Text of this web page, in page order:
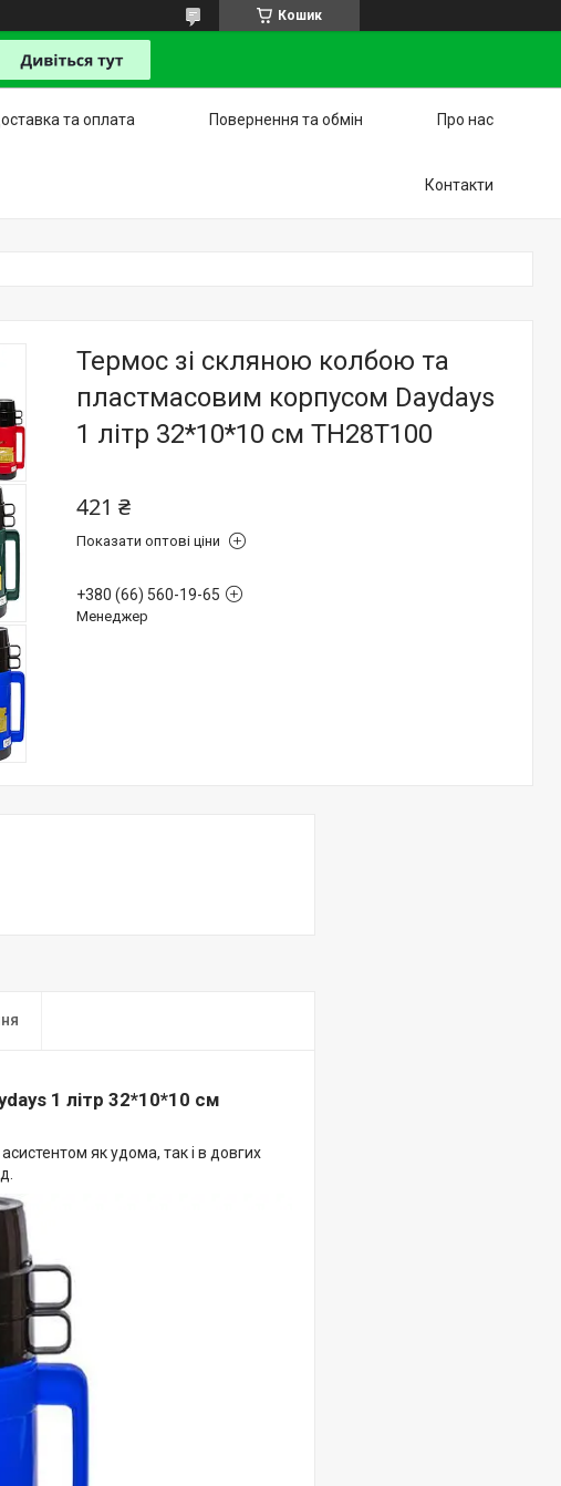
Кошик
та оплата Повернення та обмін Про нас
Контакти
Термос зі скляною колбою та
пластмасовим корпусом Daydays
1 літр 32*10*10 см TH28T100
421 ₴
Показати оптові ціни
+380 (66) 560-19-65
Менеджер
1 літр 32*10*10 см
як удома, так і в довгих